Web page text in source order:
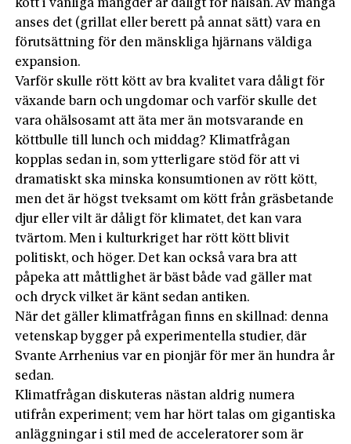
kött i vanliga mängder är dåligt för hälsan. Av många
anses det (grillat eller berett på annat sätt) vara en
förutsättning för den mänskliga hjärnans väldiga
expansion.
Varför skulle rött kött av bra kvalitet vara dåligt för
växande barn och ungdomar och varför skulle det
vara ohälsosamt att äta mer än motsvarande en
köttbulle till lunch och middag? Klimatfrågan
kopplas sedan in, som ytterligare stöd för att vi
dramatiskt ska minska konsumtionen av rött kött,
men det är högst tveksamt om kött från gräsbetande
djur eller vilt är dåligt för klimatet, det kan vara
tvärtom. Men i kulturkriget har rött kött blivit
politiskt, och höger. Det kan också vara bra att
påpeka att måttlighet är bäst både vad gäller mat
och dryck vilket är känt sedan antiken.
När det gäller klimatfrågan finns en skillnad: denna
vetenskap bygger på experimentella studier, där
Svante Arrhenius var en pionjär för mer än hundra år
sedan.
Klimatfrågan diskuteras nästan aldrig numera
utifrån experiment; vem har hört talas om gigantiska
anläggningar i stil med de acceleratorer som är